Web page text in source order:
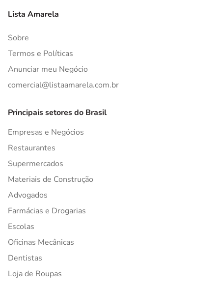
Lista Amarela
Sobre
Termos e Políticas
Anunciar meu Negócio
comercial@listaamarela.com.br
Principais setores do Brasil
Empresas e Negócios
Restaurantes
Supermercados
Materiais de Construção
Advogados
Farmácias e Drogarias
Escolas
Oficinas Mecânicas
Dentistas
Loja de Roupas